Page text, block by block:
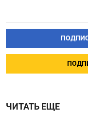
ЧИТАТЬ ЕЩЕ